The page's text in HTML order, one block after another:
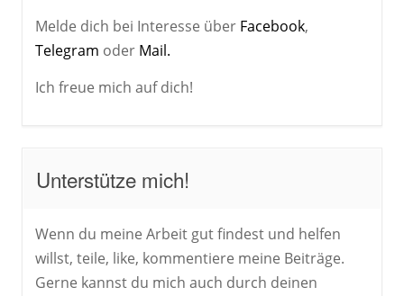
Melde dich bei Interesse über Facebook,
Telegram oder Mail.
Ich freue mich auf dich!
Unterstütze mich!
Wenn du meine Arbeit gut findest und helfen
willst, teile, like, kommentiere meine Beiträge.
Gerne kannst du mich auch durch deinen